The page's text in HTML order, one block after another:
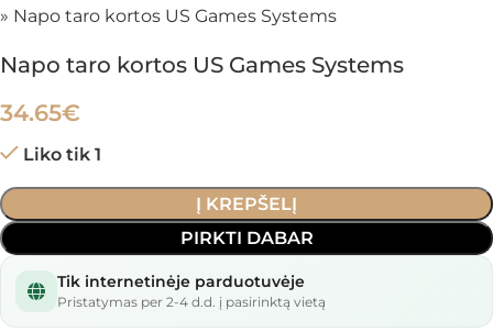
» Napo taro kortos US Games Systems
Napo taro kortos US Games Systems
34.65€
Liko tik 1
Į KREPŠELĮ
PIRKTI DABAR
Tik internetinėje parduotuvėje
Pristatymas per 2-4 d.d. į pasirinktą vietą